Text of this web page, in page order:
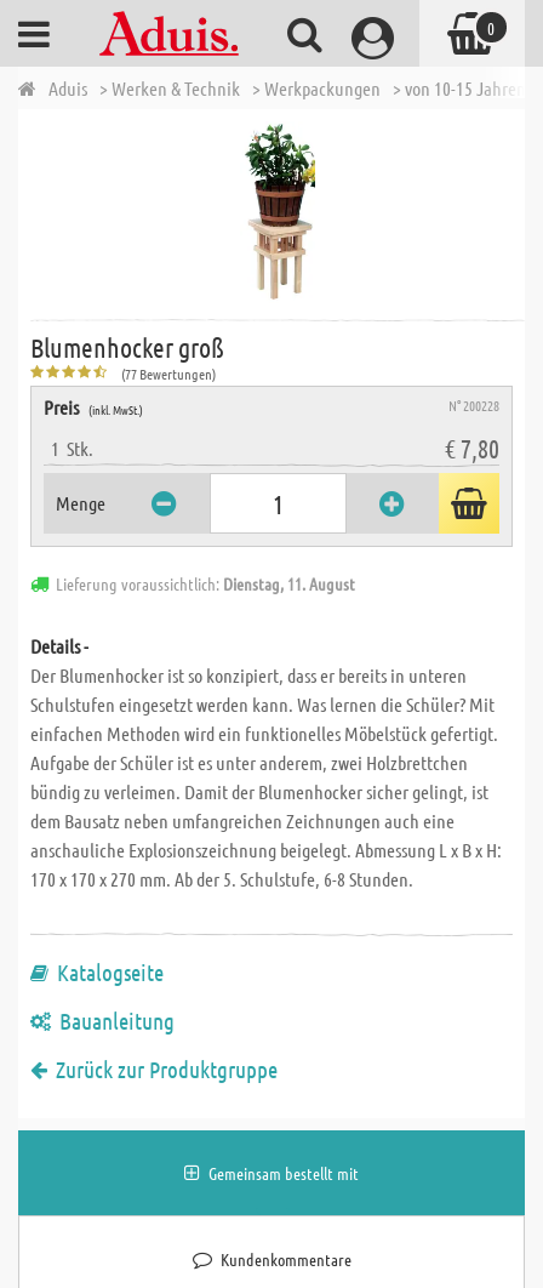
Aduis > Werken & Technik > Werkpackungen > von 10-15 Jahren
Blumenhocker groß
(77 Bewertungen)
Preis (inkl. MwSt.) N° 200228
1 Stk. € 7,80
Menge
Lieferung voraussichtlich: Dienstag, 11. August
Details -
Der Blumenhocker ist so konzipiert, dass er bereits in unteren
Schulstufen eingesetzt werden kann. Was lernen die Schüler? Mit
einfachen Methoden wird ein funktionelles Möbelstück gefertigt.
Aufgabe der Schüler ist es unter anderem, zwei Holzbrettchen
bündig zu verleimen. Damit der Blumenhocker sicher gelingt, ist
dem Bausatz neben umfangreichen Zeichnungen auch eine
anschauliche Explosionszeichnung beigelegt. Abmessung L x B x H:
170 x 170 x 270 mm. Ab der 5. Schulstufe, 6-8 Stunden.
Katalogseite
Bauanleitung
Zurück zur Produktgruppe
Gemeinsam bestellt mit
Kundenkommentare
0